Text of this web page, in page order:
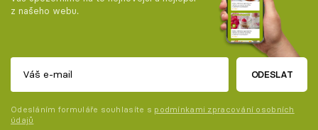
z našeho webu.
ODESLAT
Odesláním formuláře souhlasíte s podmínkami zpracování osobních
údajů